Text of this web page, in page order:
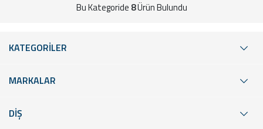
Bu Kategoride 8Ürün Bulundu
KATEGORİLER
MARKALAR
DİŞ